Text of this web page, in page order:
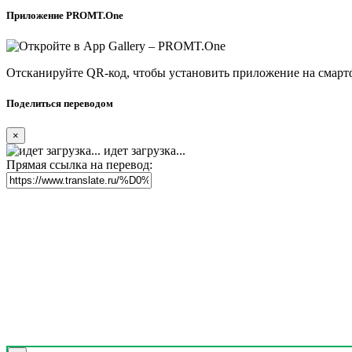
Приложение PROMT.One
Отсканируйте QR-код, чтобы установить приложение на
Поделиться переводом
×
идет загрузка...
Прямая ссылка на перевод: